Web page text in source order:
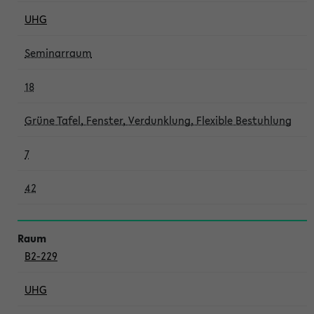
UHG
Seminarraum
18
Grüne Tafel, Fenster, Verdunklung, Flexible Bestuhlung
7
42
B2-229
UHG